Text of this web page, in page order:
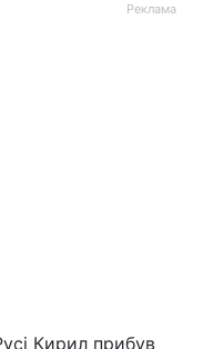
Реклама
Кирил прибув